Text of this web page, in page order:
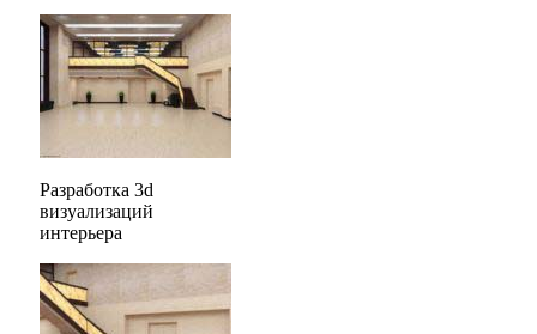
Разработка 3d
визуализаций
интерьера